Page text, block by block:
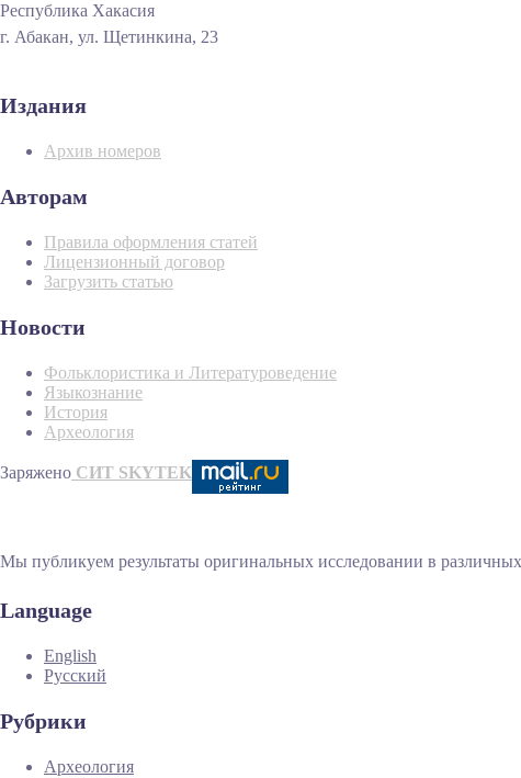
Республика Хакасия
г. Абакан, ул. Щетинкина, 23
Издания
Архив номеров
Авторам
Правила оформления статей
Лицензионный договор
Загрузить статью
Новости
Фольклористика и Литературоведение
Языкознание
История
Археология
Заряжено СИТ SKYTEK
Мы публикуем результаты оригинальных исследовании в
Language
English
Русский
Рубрики
Археология